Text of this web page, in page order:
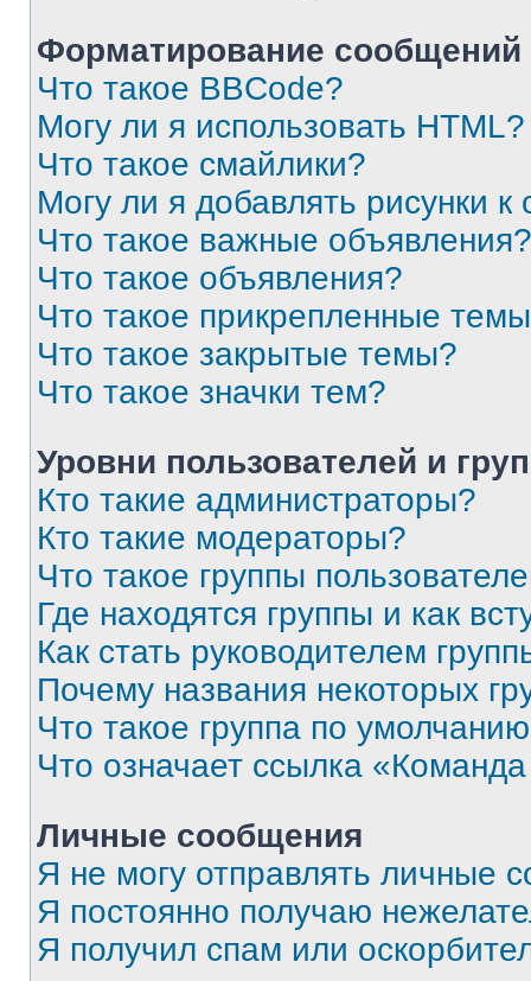
Форматирование
Что такое BBCode?
Могу ли я использовать HTML?
Что такое смайлики?
Могу ли я добавлять рисунки
Что такое важные объявления?
Что такое объявления?
Что такое прикрепленные
Что такое закрытые темы?
Что такое значки тем?
Уровни пользователей и
Кто такие администраторы?
Кто такие модераторы?
Что такое группы
Где находятся группы и как
Как стать руководителем
Почему названия некоторых
Что такое группа по
Что означает ссылка
Личные сообщения
Я не могу отправлять личные
Я постоянно получаю
Я получил спам или